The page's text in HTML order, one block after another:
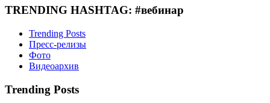
TRENDING HASHTAG: #вебинар
Trending Posts
Пресс-релизы
Фото
Видеоархив
Trending Posts